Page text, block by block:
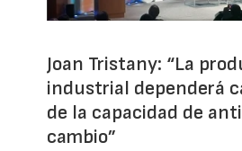
Joan Tristany: “La
industrial dependerá
de la capacidad de
cambio”